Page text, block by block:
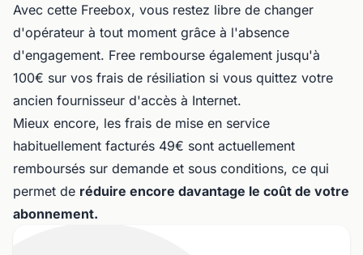
Avec cette Freebox, vous restez libre de changer
d'opérateur à tout moment grâce à l'absence
d'engagement. Free rembourse également jusqu'à
100€ sur vos frais de résiliation si vous quittez votre
ancien fournisseur d'accès à Internet.
Mieux encore, les frais de mise en service
habituellement facturés 49€ sont actuellement
remboursés sur demande et sous conditions, ce qui
permet de réduire encore davantage le coût de votre
abonnement.